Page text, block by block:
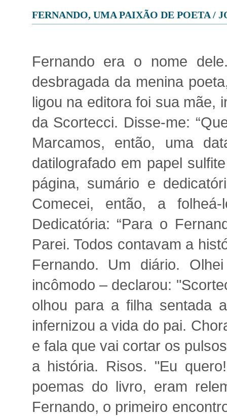
FERNANDO, UMA PAIXÃO DE POETA /
Fernando era o nome
desbragada da menina
ligou na editora foi sua mãe,
da Scortecci. Disse-me:
Marcamos, então, uma
datilografado em papel
página, sumário e
Comecei, então, a
Dedicatória: “Para o
Parei. Todos contavam a
Fernando. Um diário.
incômodo – declarou:
olhou para a filha sentada
infernizou a vida do pai.
e fala que vai cortar os
a história. Risos. "Eu
poemas do livro, eram
Fernando, o primeiro